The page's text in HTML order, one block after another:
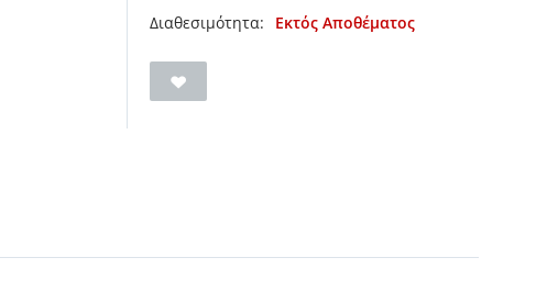
Διαθεσιμότητα:
Εκτός Αποθέματος